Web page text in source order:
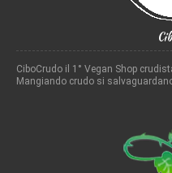
CiboCrudo il 1° Vegan Shop
Mangiando crudo si